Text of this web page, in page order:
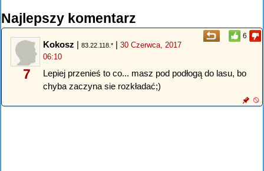
Najlepszy komentarz
6
7
Kokosz | 83.22.118.* | 30 Czerwca, 2017
06:10
Lepiej przenieś to co... masz pod podłogą do lasu, bo
chyba zaczyna sie rozkładać;)